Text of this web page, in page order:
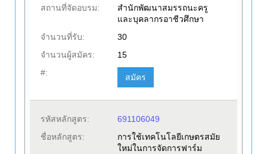
สถานที่จัดอบรม:
สำนักพัฒนาสมรรถนะครู
และบุคลากรอาชีวศึกษา
จำนวนที่รับ:
30
จำนวนผู้สมัคร:
15
#:
สมัคร
รหัสหลักสูตร:
691106049
ชื่อหลักสูตร:
การใช้เทคโนโลยีเกษตรสมัย
ใหม่ในการจัดการฟาร์ม